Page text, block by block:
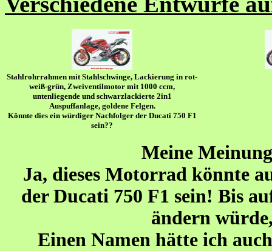
Stahlrohrrahmen mit Stahlschwinge, Lackierung in rot-
weiß-grün, Zweiventilmotor mit 1000 ccm,
untenliegende und schwarzlackierte 2in1
Auspuffanlage, goldene Felgen.
Könnte dies ein würdiger Nachfolger der Ducati 750 F1
sein??
Meine
Ja, dieses Motorrad könnte
der Ducati 750 F1 sein! Bis
ändern
Einen Namen hätte ich